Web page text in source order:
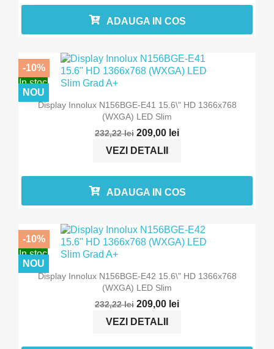
ADAUGA IN COS
In stoc
Display Innolux N156BGE-E41 15.6\" HD 1366x768
(WXGA) LED Slim
232,22 lei 209,00 lei
VEZI DETALII
-10%
NOU
ADAUGA IN COS
In stoc
Display Innolux N156BGE-E42 15.6\" HD 1366x768
(WXGA) LED Slim
232,22 lei 209,00 lei
VEZI DETALII
-10%
NOU